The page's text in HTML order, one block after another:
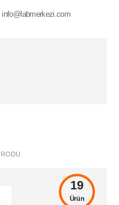
info@labmerkezi.com
19
Ürün